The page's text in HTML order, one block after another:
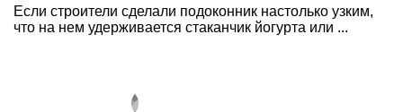
Если строители сделали подоконник настолько узким,
что на нем удерживается стаканчик йогурта или ...